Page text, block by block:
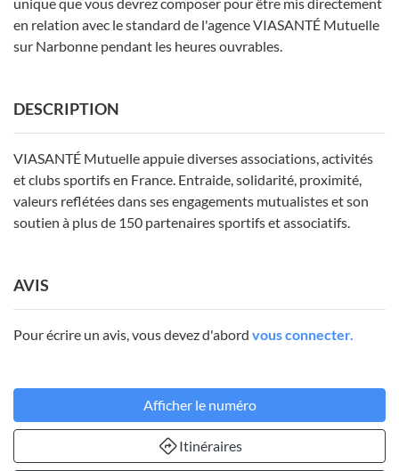
en relation avec le standard de l'agence VIASANTÉ Mutuelle
sur Narbonne pendant les heures ouvrables.
DESCRIPTION
VIASANTÉ Mutuelle appuie diverses associations, activités
et clubs sportifs en France. Entraide, solidarité, proximité,
valeurs reflétées dans ses engagements mutualistes et son
soutien à plus de 150 partenaires sportifs et associatifs.
AVIS
Pour écrire un avis, vous devez d'abord vous connecter.
Afficher le numéro
Itinéraires